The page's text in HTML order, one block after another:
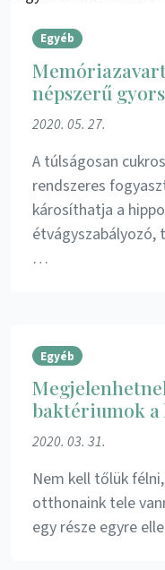
Egyéb
népszerű
2020. 05. 27.
A túlságosan
rendszeres
károsíthatja a
…
Egyéb
baktériumok a
2020. 03. 31.
Nem kell tőlük
otthonaink tele
egy része egyre